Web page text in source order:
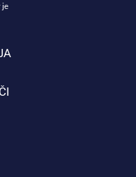
je